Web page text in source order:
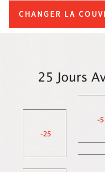
CHANGER LA